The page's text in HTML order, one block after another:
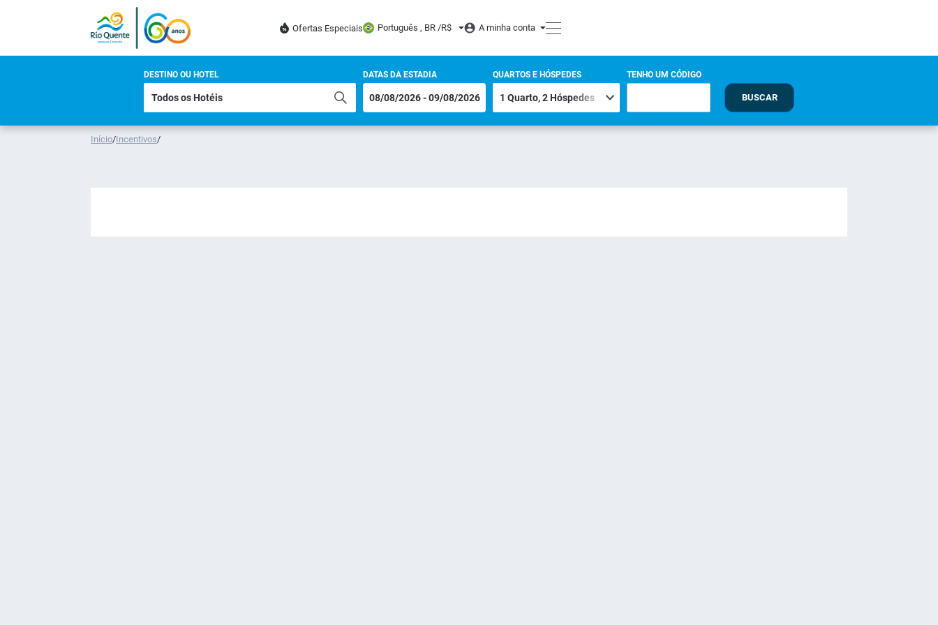
Ofertas Especiais Português , BR /R$ A minha conta
DESTINO OU HOTEL DATAS DA ESTADIA QUARTOS E HÓSPEDES TENHO UM CÓDIGO
BUSCAR
Início/Incentivos/